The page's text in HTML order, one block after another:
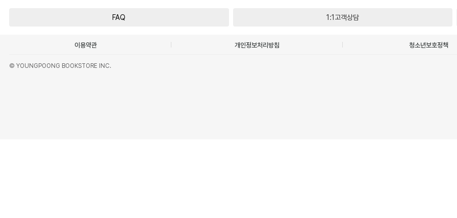
FAQ 1:1고객상담
이용약관 개인정보처리방침 청소년보호정책
© YOUNGPOONG BOOKSTORE INC.